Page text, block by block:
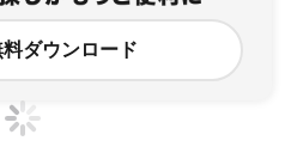
ダウンロード